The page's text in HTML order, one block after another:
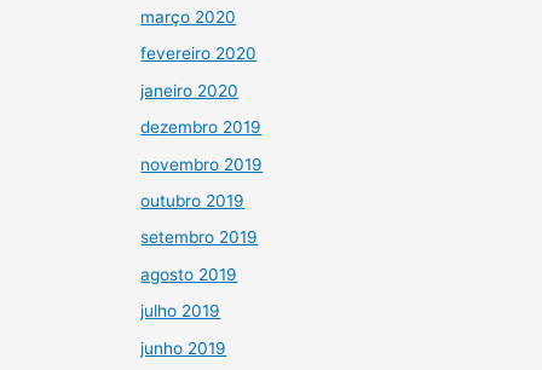
março 2020
fevereiro 2020
janeiro 2020
dezembro 2019
novembro 2019
outubro 2019
setembro 2019
agosto 2019
julho 2019
junho 2019